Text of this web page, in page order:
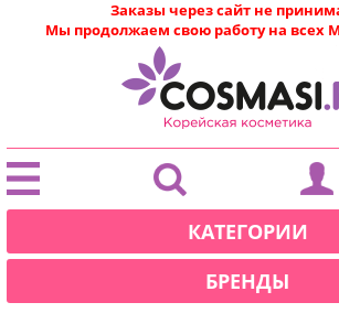
|
Заказы через сайт не
Мы продолжаем свою работу на всех
КАТЕГОРИИ
БРЕНДЫ